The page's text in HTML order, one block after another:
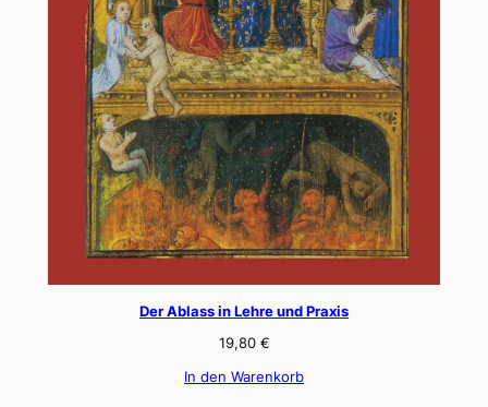
Der Ablass in Lehre und Praxis
19,80 €
In den Warenkorb